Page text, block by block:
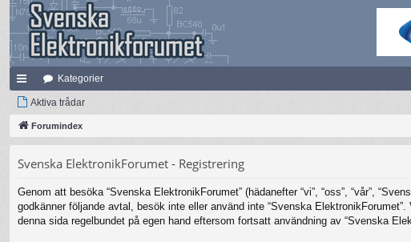
na
bb
ar
Kategorier
Aktiva trådar
Forumindex
Svenska ElektronikForumet - Registrering
Genom att besöka “Svenska ElektronikForumet” (hädanefter “vi”, “oss”, “vår”,
godkänner följande avtal, besök inte eller använd inte “Svenska
denna sida regelbundet på egen hand eftersom fortsatt användning av “Svenska